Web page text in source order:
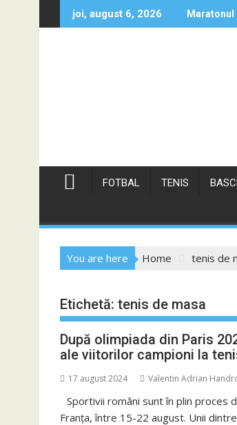
to
joi, august 6, 2026 Maratonul
FOTBAL TENIS
You are here Home tenis de
Etichetă: tenis de masa
După olimpiada din Paris
ale viitorilor campioni la
17 august 2024 Valentin Adrian
Sportivii români sunt în plin proces
Franța, între 15-22 august. Unii